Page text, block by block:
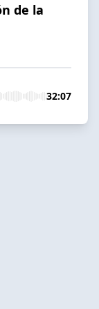
de la
32:07